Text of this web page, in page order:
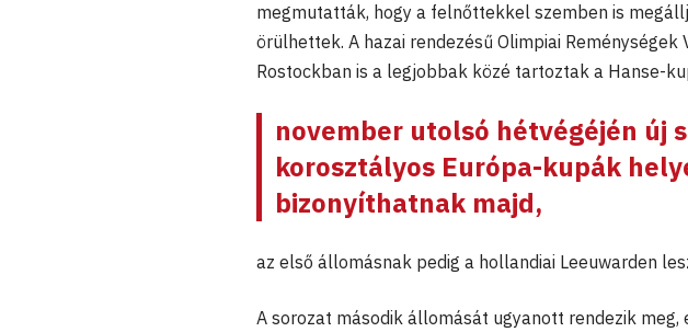
megmutatták, hogy a felnőttekkel szemben is
örülhettek. A hazai rendezésű Olimpiai
Rostockban is a legjobbak közé tartoztak a Hanse-
november utolsó hétvégéjén új
korosztályos Európa-kupák
bizonyíthatnak majd,
az első állomásnak pedig a hollandiai Leeuwarden
A sorozat második állomását ugyanott rendezik